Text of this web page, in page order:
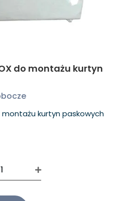
do montażu kurtyn
montażu kurtyn paskowych